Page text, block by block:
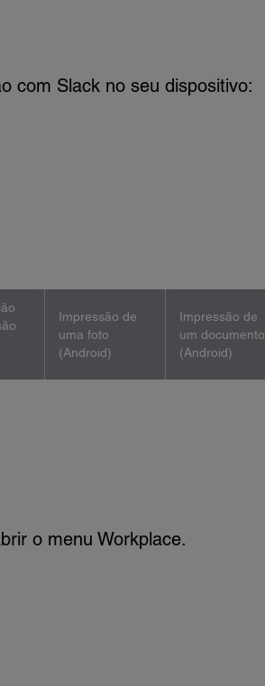
com Slack no seu dispositivo:
Impressão de
uma foto
(Android)
Impressão de
um documento
(Android)
o menu Workplace.